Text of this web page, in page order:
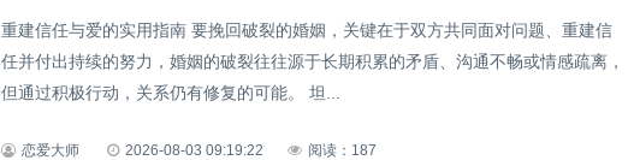
重建信任与爱的实用指南 要挽回破裂的婚姻，关键在于双方共同面对问题、重建信
任并付出持续的努力，婚姻的破裂往往源于长期积累的矛盾、沟通不畅或情感疏离，
但通过积极行动，关系仍有修复的可能。 坦...
恋爱大师 2026-08-03 09:19:22 阅读：187